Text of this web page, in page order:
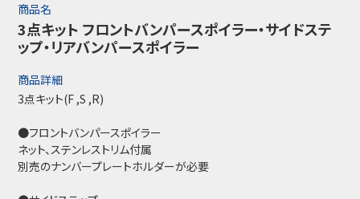
商品名
3点キット フロントバンパースポイラー・サイドステ
ップ・リアバンパースポイラー
商品詳細
3点キット(F ,S ,R)
●フロントバンパースポイラー
ネット、ステンレストリム付属
別売のナンバープレートホルダーが必要